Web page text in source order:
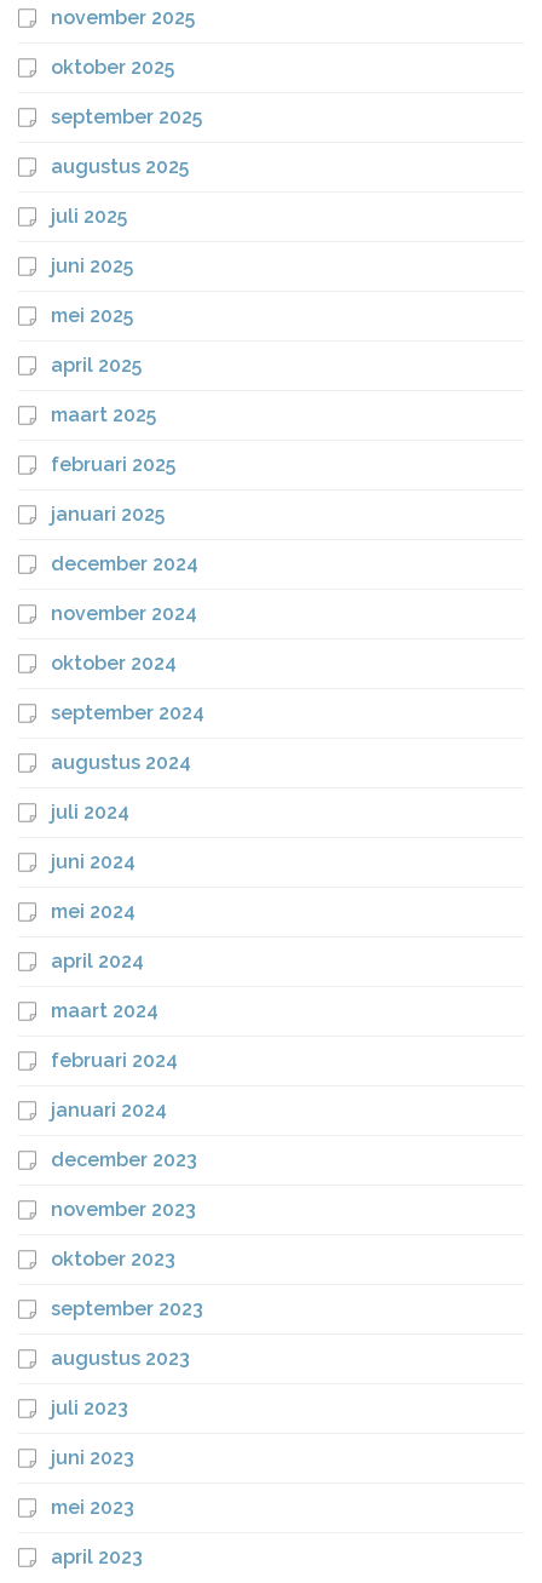
november 2025
oktober 2025
september 2025
augustus 2025
juli 2025
juni 2025
mei 2025
april 2025
maart 2025
februari 2025
januari 2025
december 2024
november 2024
oktober 2024
september 2024
augustus 2024
juli 2024
juni 2024
mei 2024
april 2024
maart 2024
februari 2024
januari 2024
december 2023
november 2023
oktober 2023
september 2023
augustus 2023
juli 2023
juni 2023
mei 2023
april 2023